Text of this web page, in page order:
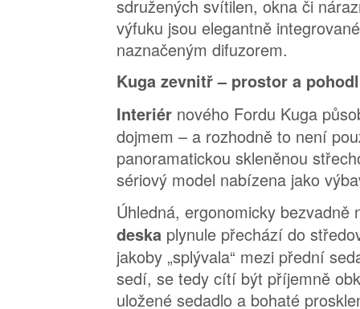
sdružených svítilen, okna či
výfuku jsou elegantně
naznačeným difuzorem.
Kuga zevnitř – prostor a
Interiér nového Fordu Kuga
dojmem – a rozhodně to není
panoramatickou skleněnou
sériový model nabízena jako
Úhledná, ergonomicky bezvadně
deska plynule přechází do
jakoby „splývala“ mezi přední
sedí, se tedy cítí být příjemně
uložené sedadlo a bohaté